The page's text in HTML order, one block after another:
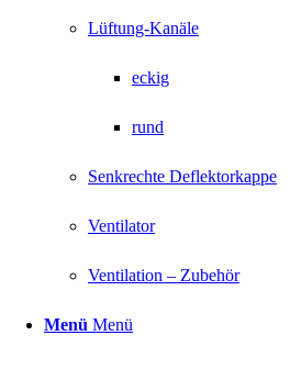
Lüftung-Kanäle
eckig
rund
Senkrechte Deflektorkappe
Ventilator
Ventilation – Zubehör
Menü Menü